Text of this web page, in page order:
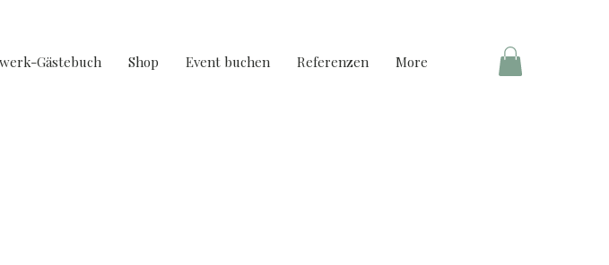
Gästebuch Shop Event buchen Referenzen More